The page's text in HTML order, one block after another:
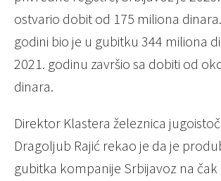
ostvario dobit od 175 miliona
godini bio je u gubitku 344 miliona
2021. godinu završio sa dobiti od
dinara.
Direktor Klastera železnica
Dragoljub Rajić rekao je da je
gubitka kompanije Srbijavoz na čak